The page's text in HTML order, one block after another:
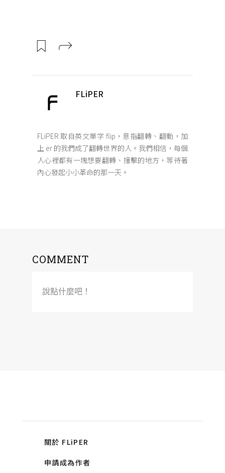
FLiPER
FLiPER 取自英文單字 flip，意指翻轉、翻動，加
上 er 的我們成了翻轉世界的人。我們相信，每個
人心裡都有一塊想要翻轉、撞擊的地方，等待著
內心發起小小革命的那一天。
COMMENT
說點什麼吧！
關於 FLiPER
申請成為作者